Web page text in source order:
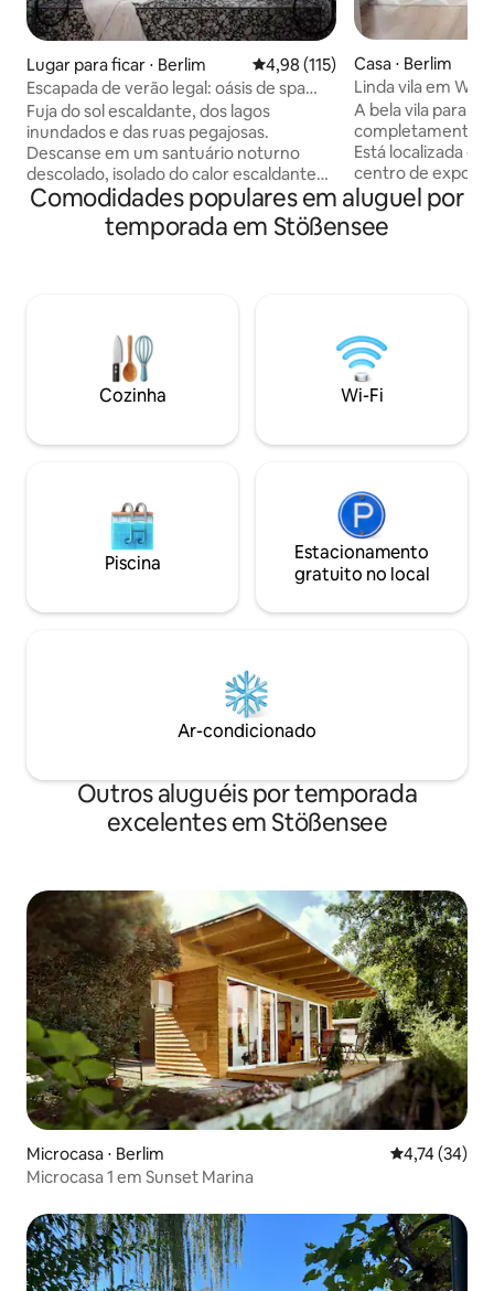
Lugar para ficar ⋅ Berlim 4,98 de uma avaliação média de
4,98 (115)
Escapada de verão legal: oásis de spa
privado em Kreuzberg
Fuja do sol escaldante, dos lagos
inundados e das ruas pegajosas.
Descanse em um santuário noturno
descolado, isolado do calor escaldante
do verão. Mergulhe nas águas
refrescantes e borbulhantes da sua
jacuzzi privativa de 1,80 x 1,80 m. 75 m²
refrescante de cinco estrelas. Este
design cocoon também possui um
chuveiro com efeito de chuva; área de
lazer para relaxar, cozinha acoplada e
Casa ⋅ Berlim
Linda vila em
A bela vila para
completamente
Está localizada
centro de
Funkturm. Metrô
distância. Wi-Fi,
metros
com máquina
máquina de lavar
visitantes de
empresários e
Comodidades populares em aluguel por
temporada em Stößensee
Cozinha Wi-Fi
Piscina
Estacionamento
gratuito no local
Ar-condicionado
Outros aluguéis por temporada
excelentes em Stößensee
Microcasa ⋅ Berlim 4,74 de uma
4,74 (34)
Microcasa 1 em Sunset Marina